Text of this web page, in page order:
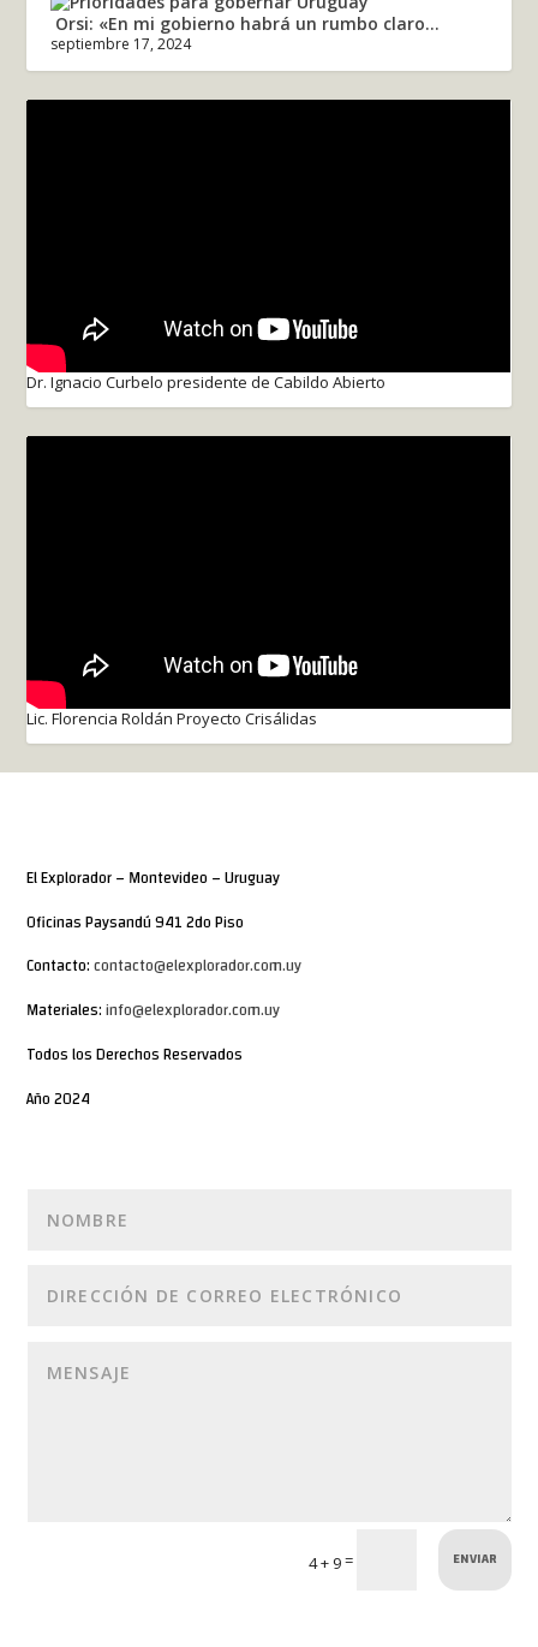
Orsi: «En mi gobierno habrá un rumbo claro...
septiembre 17, 2024
Dr. Ignacio Curbelo presidente de Cabildo Abierto
Lic. Florencia Roldán Proyecto Crisálidas
El Explorador – Montevideo – Uruguay
Oficinas Paysandú 941 2do Piso
Contacto:contacto@elexplorador.com.uy
Materiales:info@elexplorador.com.uy
Todos los Derechos Reservados
Año 2024
4 + 9= ENVIAR